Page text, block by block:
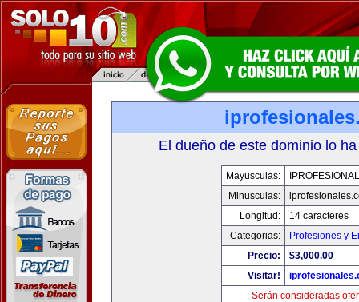
El dueño de este dominio lo
Mayusculas:
Minusculas:
Longitud:
14 caracteres
Categorias:
Profesiones y
Precio:
$3,000.00
Visitar!
Serán consideradas